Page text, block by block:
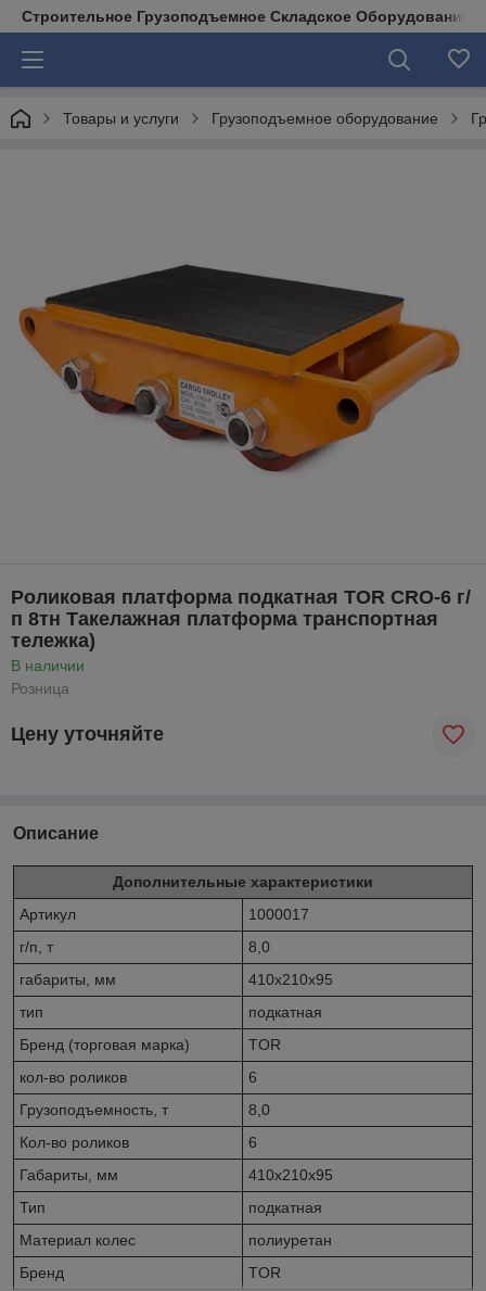
Строительное Грузоподъемное Складское Оборудование
Товары и услуги Грузоподъемное оборудование
Роликовая платформа подкатная TOR CRО-6 г/
п 8тн Такелажная платформа транспортная
тележка)
В наличии
Розница
Цену уточняйте
Описание
Дополнительные характеристики
Артикул
1000017
г/п, т
8,0
габариты, мм
410х210х95
тип
подкатная
Бренд (торговая марка)
TOR
кол-во роликов
6
Грузоподъемность, т
8,0
Кол-во роликов
6
Габариты, мм
410х210х95
Тип
подкатная
Материал колес
полиуретан
Бренд
TOR